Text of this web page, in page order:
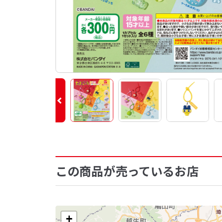
この商品が売っているお店
+